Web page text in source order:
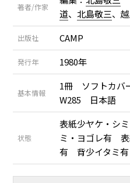
著者/作家
道、北島敬三、
出版社 CAMP
発行年 1980年
基本情報
1冊 ソフトカバ
W285 日本語
状態
表紙少ヤケ・シ
ミ・ヨゴレ有 表
有 背少イタミ